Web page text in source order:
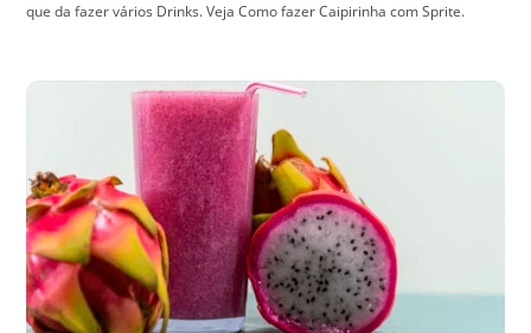
que da fazer vários Drinks. Veja Como fazer Caipirinha com Sprite.